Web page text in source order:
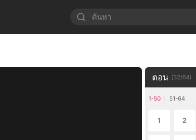
ตอน (32/64)
1-50 51-64
1 2